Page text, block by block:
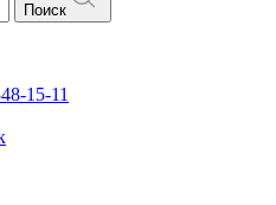
Поиск
15-11